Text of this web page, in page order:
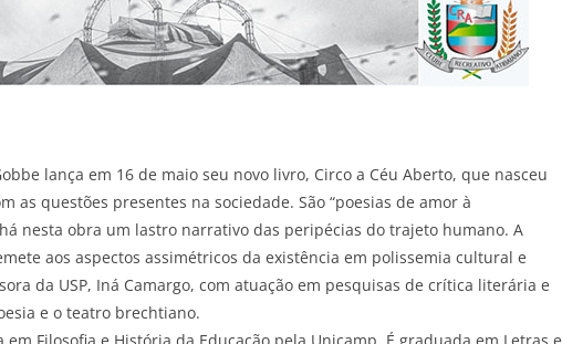
lança em 16 de maio seu novo livro, Circo a Céu Aberto, que nasceu
as questões presentes na sociedade. São “poesias de amor à
nesta obra um lastro narrativo das peripécias do trajeto humano. A
aos aspectos assimétricos da existência em polissemia cultural e
da USP, Iná Camargo, com atuação em pesquisas de crítica literária e
e o teatro brechtiano.